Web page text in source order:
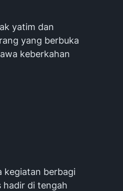
yatim dan
yang berbuka
keberkahan
kegiatan berbagi
hadir di tengah